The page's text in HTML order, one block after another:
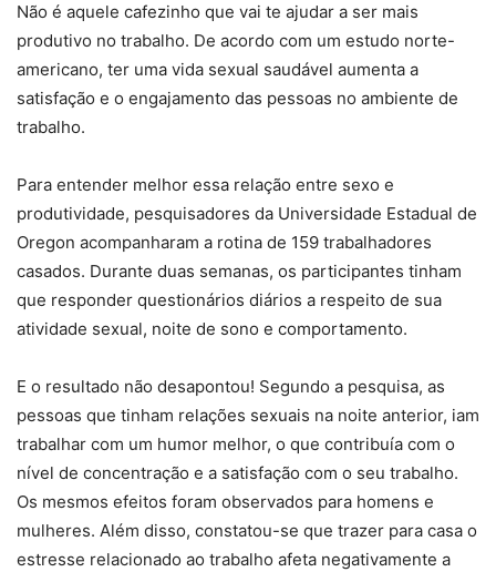
Não é aquele cafezinho que vai te ajudar a ser mais
produtivo no trabalho. De acordo com um estudo norte-
americano, ter uma vida sexual saudável aumenta a
satisfação e o engajamento das pessoas no ambiente de
trabalho.
Para entender melhor essa relação entre sexo e
produtividade, pesquisadores da Universidade Estadual de
Oregon acompanharam a rotina de 159 trabalhadores
casados. Durante duas semanas, os participantes tinham
que responder questionários diários a respeito de sua
atividade sexual, noite de sono e comportamento.
E o resultado não desapontou! Segundo a pesquisa, as
pessoas que tinham relações sexuais na noite anterior, iam
trabalhar com um humor melhor, o que contribuía com o
nível de concentração e a satisfação com o seu trabalho.
Os mesmos efeitos foram observados para homens e
mulheres. Além disso, constatou-se que trazer para casa o
estresse relacionado ao trabalho afeta negativamente a